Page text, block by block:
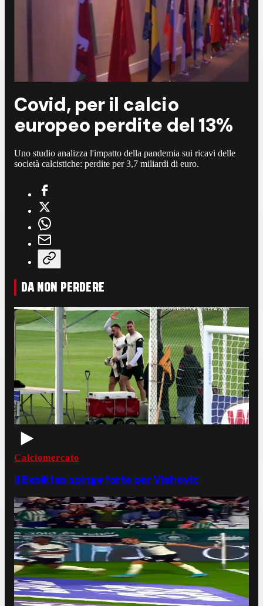
Covid, per il calcio
europeo perdite del 13%
Uno studio analizza l'impatto della pandemia sui ricavi delle
società calcistiche: perdite per 3,7 miliardi di euro.
DA NON PERDERE
Calciomercato
Il Besiktas spinge forte per Vlahovic